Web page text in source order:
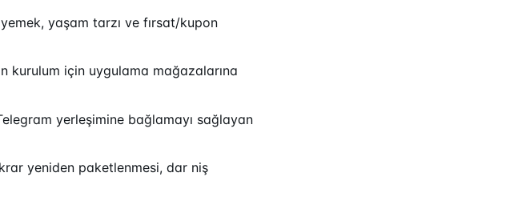
yaşam tarzı ve fırsat/kupon
kurulum için uygulama mağazalarına
yerleşimine bağlamayı sağlayan
yeniden paketlenmesi, dar niş